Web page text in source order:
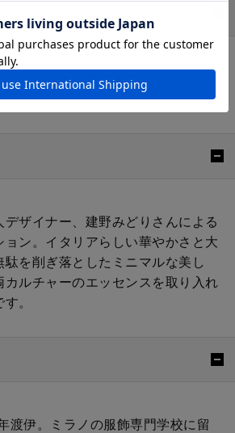
とつけやすい大きさが人気のイヤー
上下向きと左右の耳で見え方が変化
デザイナー、建野みどりさんによる
ョン。イタリアらしい華やかさと大
駄を削ぎ落としたミニマルな美し
カルチャーのエッセンスを取り入れ
。
渡伊。ミラノの服飾専門学校に留